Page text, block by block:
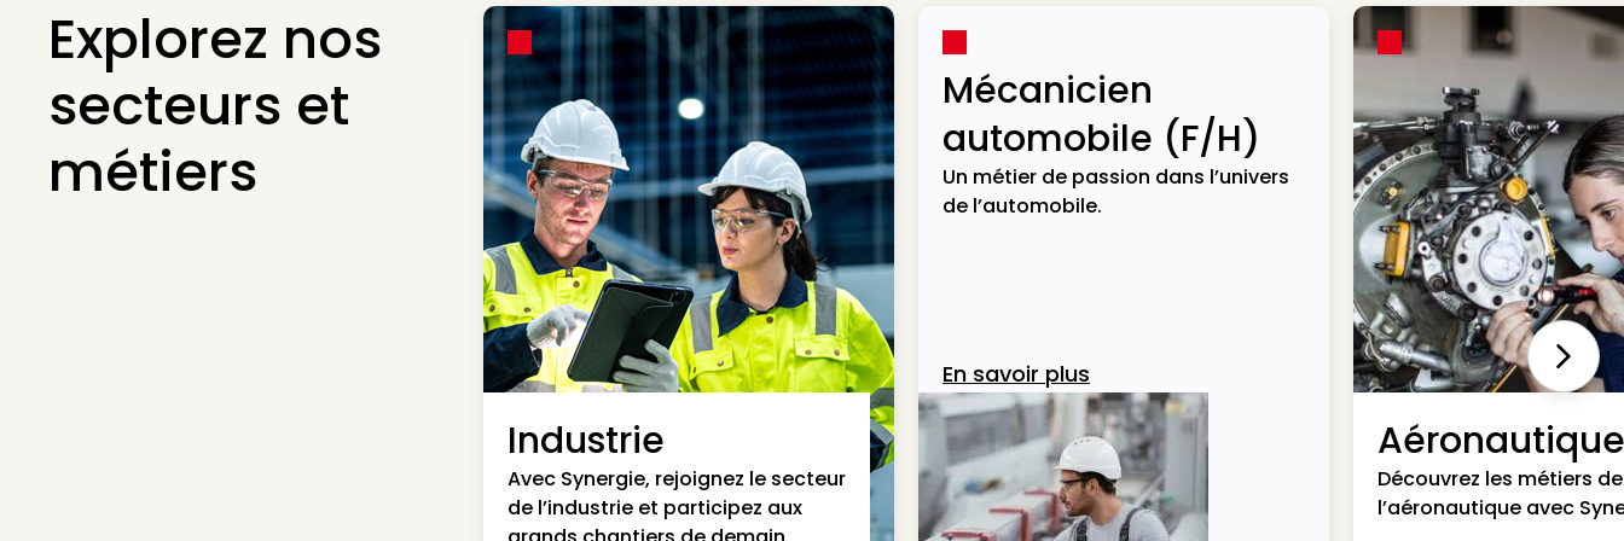
Explorez nos
secteurs et
métiers
Industrie
Avec Synergie, rejoignez le secteur
de l’industrie et participez aux
Mécanicien
automobile (F/H)
Un métier de passion dans l’univers
de l’automobile.
En savoir plus
Aéronautique
Découvrez les métiers de
l’aéronautique avec
Next